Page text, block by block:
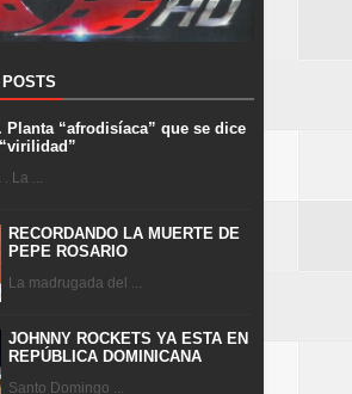
Planta “afrodisíaca” que se dice
La ...
RECORDANDO LA MUERTE DE
PEPE ROSARIO
La madrugada del ...
JOHNNY ROCKETS YA ESTA EN
REPÚBLICA DOMINICANA
Santo Domingo ...